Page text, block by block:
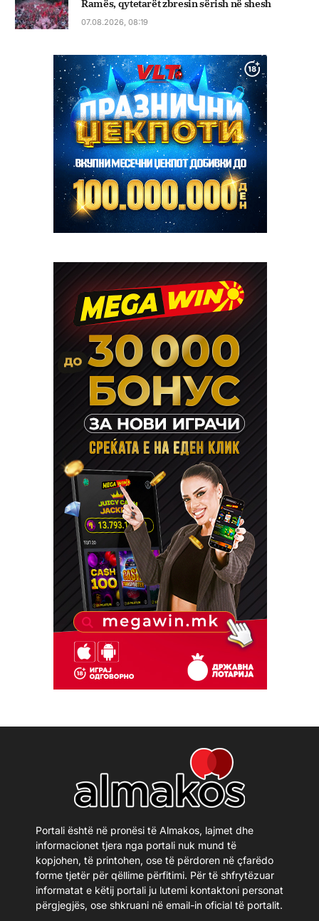
Ramës, qytetarët zbresin sërish në shesh
07.08.2026, 08:19
Portali është në pronësi të Almakos, lajmet dhe
informacionet tjera nga portali nuk mund të
kopjohen, të printohen, ose të përdoren në çfarëdo
forme tjetër për qëllime përfitimi. Për të shfrytëzuar
informatat e këtij portali ju lutemi kontaktoni personat
përgjegjës, ose shkruani në email-in oficial të portalit.